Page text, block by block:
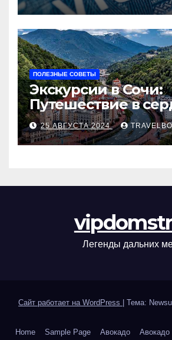
ПОЛЕЗНЫЕ СОВЕТЫ
Экскурсии в Сочи:
Путешествие в
Черноморского
25 АВГУСТА 2024
Легенды дальних
Сайт работает на WordPress Тема:
Home Sample Page Авокадо Авокадо